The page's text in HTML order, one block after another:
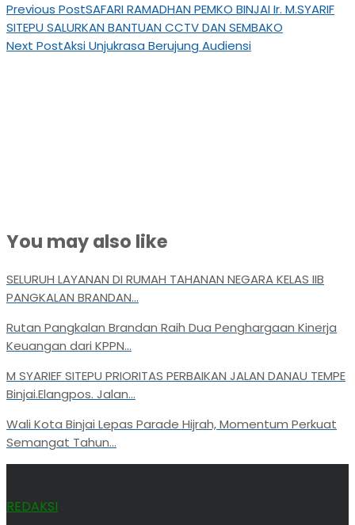
Previous PostSAFARI RAMADHAN PEMKO BINJAI Ir. M.SYARIF
SITEPU SALURKAN BANTUAN CCTV DAN SEMBAKO
Next PostAksi Unjukrasa Berujung Audiensi
You may also like
SELURUH LAYANAN DI RUMAH TAHANAN NEGARA KELAS IIB
PANGKALAN BRANDAN...
Rutan Pangkalan Brandan Raih Dua Penghargaan Kinerja
Keuangan dari KPPN...
M SYARIEF SITEPU PRIORITAS PERBAIKAN JALAN DANAU TEMPE
Binjai.Elangpos. Jalan...
Wali Kota Binjai Lepas Parade Hijrah, Momentum Perkuat
Semangat Tahun...
REDAKSI